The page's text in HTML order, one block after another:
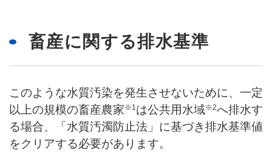
畜産に関する排水基準
このような水質汚染を発生させないために、一定
以上の規模の畜産農家※1 は公共用水域※2へ排水す
る場合、「水質汚濁防止法」に基づき排水基準値
をクリアする必要があります。